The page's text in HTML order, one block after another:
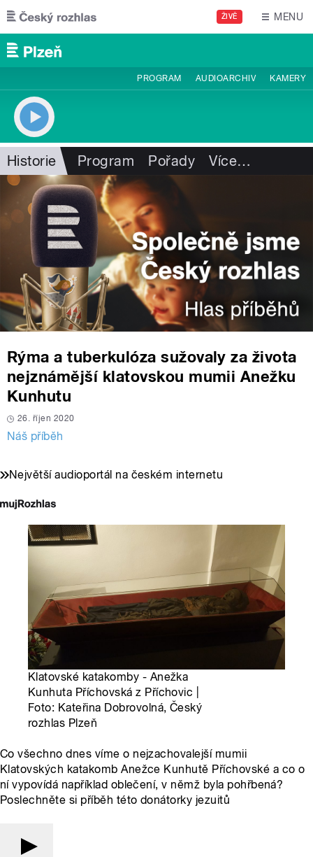
Přejít k hlavnímu obsahu
ŽIVĚ MENU
PROGRAM AUDIOARCHIV KAMERY
Historie Program Pořady Více…
Rýma a tuberkulóza sužovaly za života
nejznámější klatovskou mumii Anežku
Kunhutu
26. říjen 2020
Náš příběh
Největší audioportál na českém internetu
Klatovské katakomby - Anežka
Kunhuta Příchovská z Příchovic |
Foto: Kateřina Dobrovolná, Český
rozhlas Plzeň
Co všechno dnes víme o nejzachovalejší mumii
Klatovských katakomb Anežce Kunhutě Příchovské a co o
ní vypovídá například oblečení, v němž byla pohřbená?
Poslechněte si příběh této donátorky jezuitů